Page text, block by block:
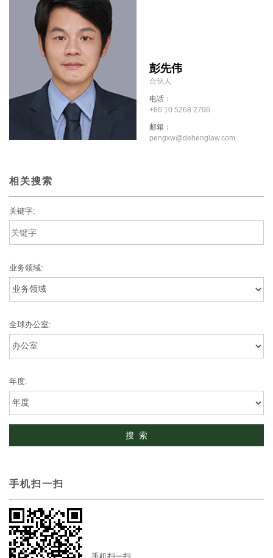
彭先伟
合伙人
电话：
+86 10 5268 2796
邮箱：
pengxw@dehenglaw.com
相关搜索
关键字:
业务领域:
全球办公室:
年度:
手机扫一扫